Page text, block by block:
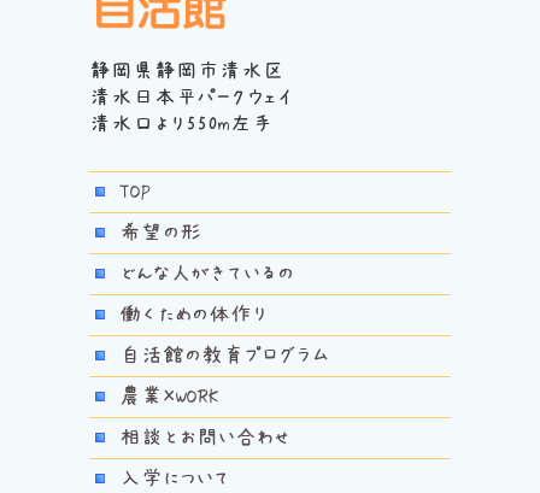
静岡県静岡市清水区
清水日本平パークウェイ
清水口より550m左手
TOP
希望の形
どんな人がきているの
働くための体作り
自活館の教育プログラム
農業×WORK
相談とお問い合わせ
入学について